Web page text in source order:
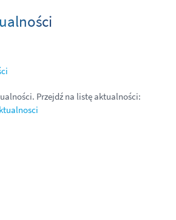
Przejdź na listę aktualności: